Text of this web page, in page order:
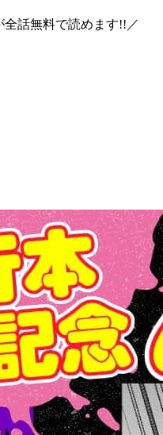
全話無料で読めます!!／